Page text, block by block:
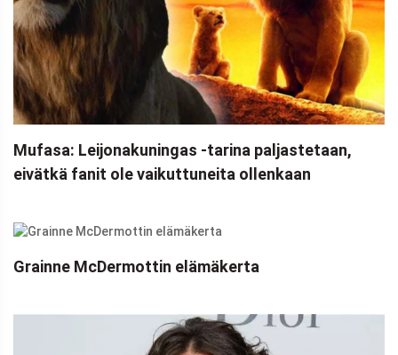
Mufasa: Leijonakuningas -tarina paljastetaan,
eivätkä fanit ole vaikuttuneita ollenkaan
Grainne McDermottin elämäkerta